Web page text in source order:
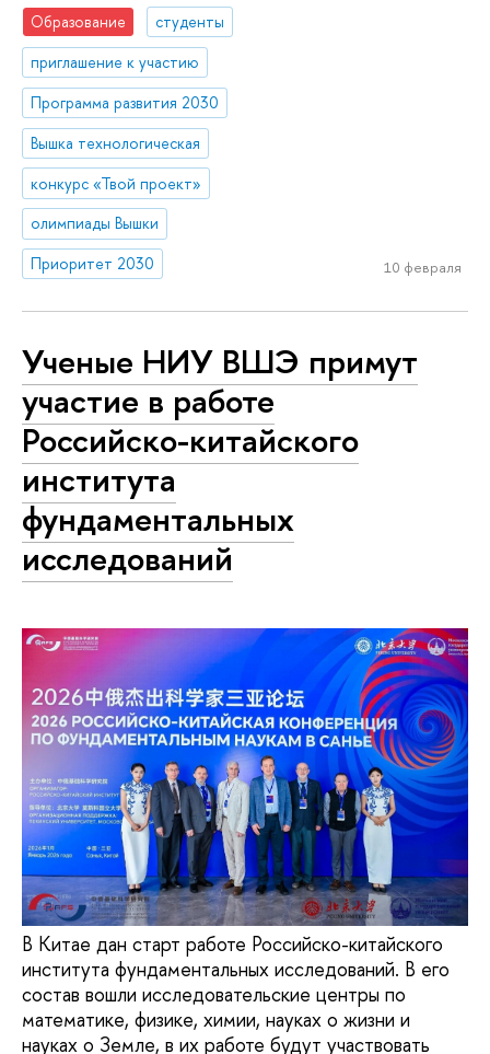
Образование
студенты
приглашение к участию
Программа развития 2030
Вышка технологическая
конкурс «Твой проект»
олимпиады Вышки
Приоритет 2030
10 февраля
Ученые НИУ ВШЭ примут
участие в работе
Российско-китайского
института
фундаментальных
исследований
В Китае дан старт работе Российско-китайского
института фундаментальных исследований. В его
состав вошли исследовательские центры по
математике, физике, химии, науках о жизни и
науках о Земле, в их работе будут участвовать